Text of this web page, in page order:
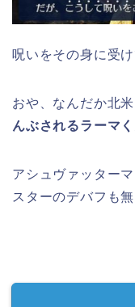
呪いをその身に受
おや、なんだか北
んぶされるラーマ
アシュヴァッター
スターのデバフも